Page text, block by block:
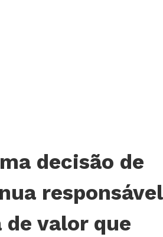
decisão de
responsável
valor que